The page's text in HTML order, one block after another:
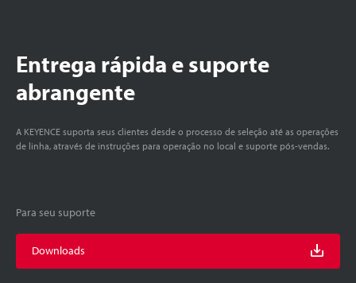
Entrega rápida e suporte
abrangente
A KEYENCE suporta seus clientes desde o processo de seleção até as operações
de linha, através de instruções para operação no local e suporte pós-vendas.
Para seu suporte
Downloads